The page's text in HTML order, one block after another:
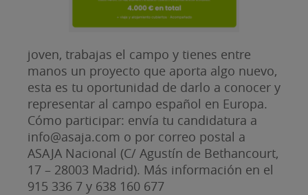
joven, trabajas el campo y tienes entre
manos un proyecto que aporta algo nuevo,
esta es tu oportunidad de darlo a conocer y
representar al campo español en Europa.
Cómo participar: envía tu candidatura a
info@asaja.com o por correo postal a
ASAJA Nacional (C/ Agustín de Bethancourt,
17 – 28003 Madrid). Más información en el
915 336 7 y 638 160 677